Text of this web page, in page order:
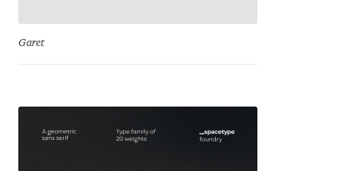
HermesSOFT
Garet